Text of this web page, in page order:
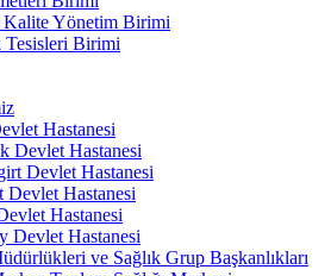
Yönetim Birimi
Tesisleri Birimi
Hastanesi
Devlet Hastanesi
Devlet Hastanesi
Devlet Hastanesi
Hastanesi
Devlet Hastanesi
ve Sağlık Grup Başkanlıkları